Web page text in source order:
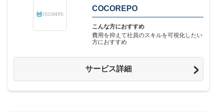
COCOREPO
こんな方におすすめ
費用を抑えて社員のスキルを可視化したい
方におすすめ
サービス詳細